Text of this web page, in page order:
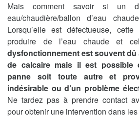
Mais comment savoir si un
eau/chaudière/ballon d’eau
Lorsqu’elle est défectueuse,
produire de l’eau chaude et
dysfonctionnement est souvent dû
de calcaire mais il est possible
panne soit toute autre et
indésirable ou d’un problème
Ne tardez pas à prendre contact
pour obtenir une intervention dans